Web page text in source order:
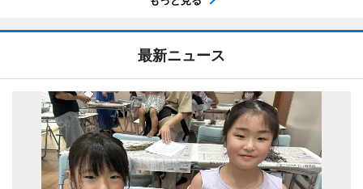
最新ニュース